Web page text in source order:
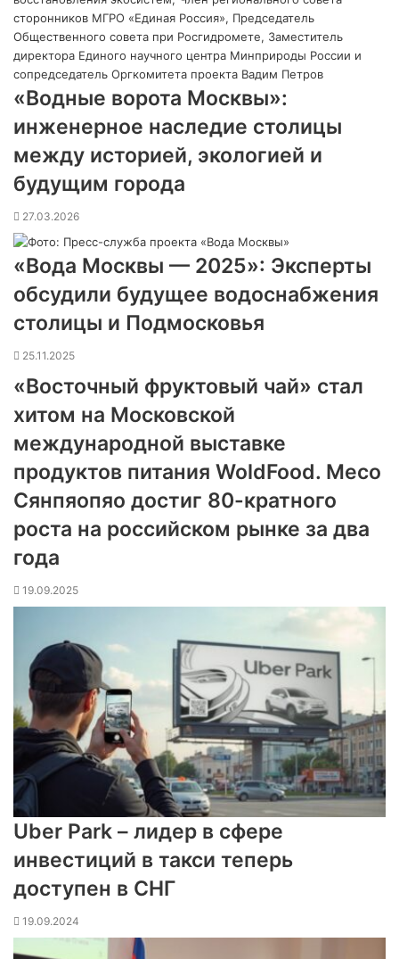
«Водные ворота Москвы»:
инженерное наследие столицы
между историей, экологией и
будущим города
27.03.2026
«Вода Москвы — 2025»: Эксперты
обсудили будущее водоснабжения
столицы и Подмосковья
25.11.2025
«Восточный фруктовый чай» стал
хитом на Московской
международной выставке
продуктов питания WoldFood. Meco
Сянпяопяо достиг 80-кратного
роста на российском рынке за два
года
19.09.2025
Uber Park – лидер в сфере
инвестиций в такси теперь
доступен в СНГ
19.09.2024